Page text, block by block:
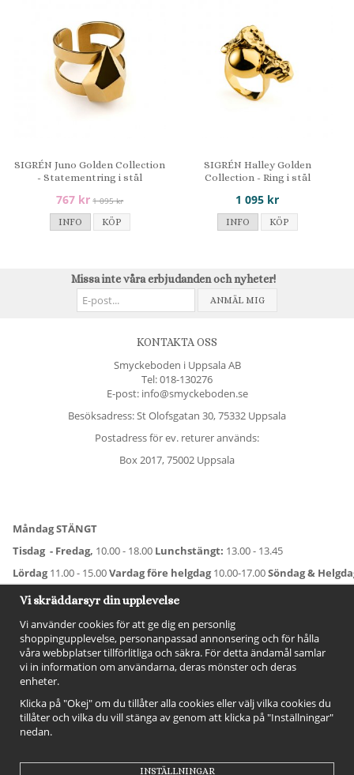
SIGRÉN Juno Golden Collection
- Statementring i stål
767 kr 1 095 kr
INFO
KÖP
SIGRÉN Halley Golden
Collection - Ring i stål
1 095 kr
INFO KÖP
Missa inte våra erbjudanden och nyheter!
ANMÄL MIG
KONTAKTA OSS
Smyckeboden i Uppsala AB
Tel:018-130276
E-post: info@smyckeboden.se
Besöksadress: St Olofsgatan 30, 75332 Uppsala
Postadress för ev. returer används:
Box 2017, 75002 Uppsala
Måndag STÄNGT
Tisdag - Fredag, 10.00 - 18.00 Lunchstängt: 13.00 - 13.45
Lördag11.00 - 15.00Vardag före helgdag10.00-17.00Söndag &
För avvikande öppettider:Titta här
Vi skräddarsyr din upplevelse
Vi använder cookies för att ge dig en personlig
shoppingupplevelse, personanpassad annonsering och för hålla
våra webbplatser tillförlitliga och säkra. För detta ändamål samlar
vi in information om användarna, deras mönster och deras
enheter.
Klicka på "Okej" om du tillåter alla cookies eller välj vilka cookies du
tillåter och vilka du vill stänga av genom att klicka på "Inställningar"
nedan.
INSTÄLLNINGAR